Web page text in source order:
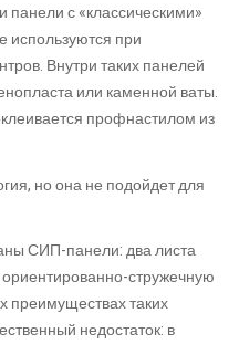
с «классическими»
используются при
Внутри таких панелей
или каменной ваты.
профнастилом из
но она не подойдет для
СИП-панели: два листа
стружечную
преимуществах таких
недостаток: в